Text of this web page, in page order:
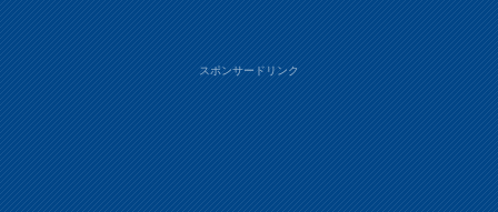
スポンサードリンク